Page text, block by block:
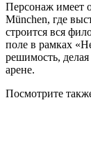
Персонаж имеет
München, где
строится вся
поле в рамках
решимость,
арене.
Посмотрите